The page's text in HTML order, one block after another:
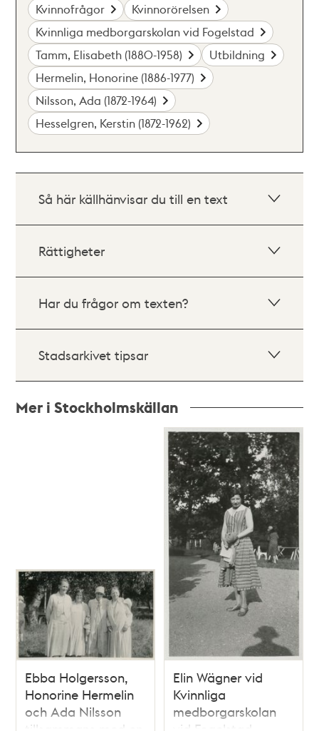
Kvinnofrågor
Kvinnorörelsen
Kvinnliga medborgarskolan vid Fogelstad
Tamm, Elisabeth (1880-1958)
Utbildning
Hermelin, Honorine (1886-1977)
Nilsson, Ada (1872-1964)
Hesselgren, Kerstin (1872-1962)
Så här källhänvisar du till en text
Rättigheter
Har du frågor om texten?
Stadsarkivet tipsar
Mer i Stockholmskällan
Ebba Holgersson,
Honorine Hermelin
och Ada Nilsson
Elin Wägner vid
Kvinnliga
medborgarskolan